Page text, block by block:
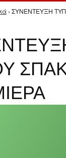
› ΣΥΝΕΝΤΕΥΞΗ
ΣΠΑΚ